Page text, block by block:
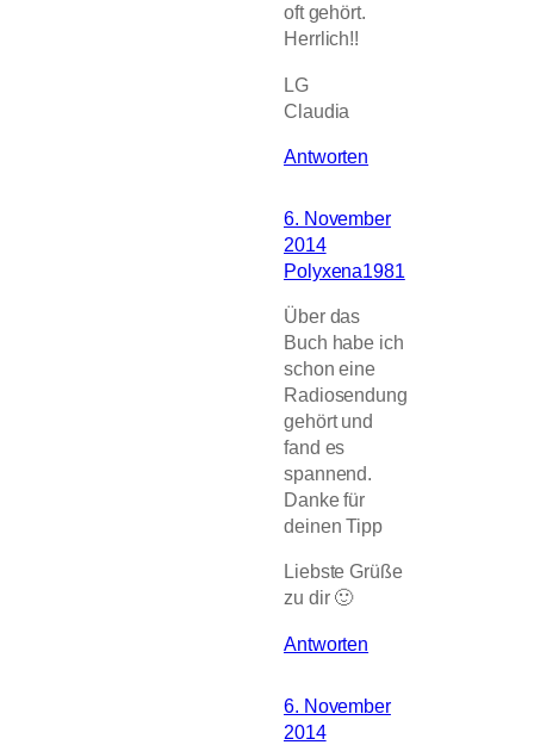
oft gehört.
Herrlich!!
LG
Claudia
Antworten
6. November
2014
Polyxena1981
Über das
Buch habe ich
schon eine
Radiosendung
gehört und
fand es
spannend.
Danke für
deinen Tipp
Liebste Grüße
zu dir 🙂
Antworten
6. November
2014